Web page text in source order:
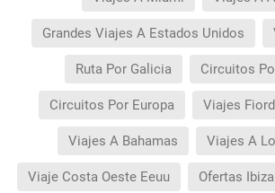
Grandes Viajes A Estados Unidos
Ruta Por Galicia Circuitos
Circuitos Por Europa Viajes
Viajes A Bahamas Viajes A
Viaje Costa Oeste Eeuu Ofertas Ibiza